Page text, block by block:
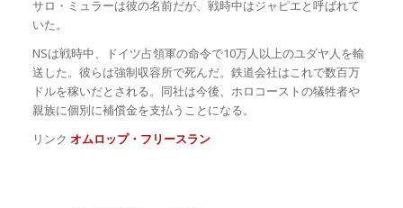
サロ・ミュラーは彼の名前だが、戦時中はジャピエと呼ばれて
いた。
NSは戦時中、ドイツ占領軍の命令で10万人以上のユダヤ人を輸
送した。彼らは強制収容所で死んだ。鉄道会社はこれで数百万
ドルを稼いだとされる。同社は今後、ホロコーストの犠牲者や
親族に個別に補償金を支払うことになる。
リンク オムロップ・フリースラン